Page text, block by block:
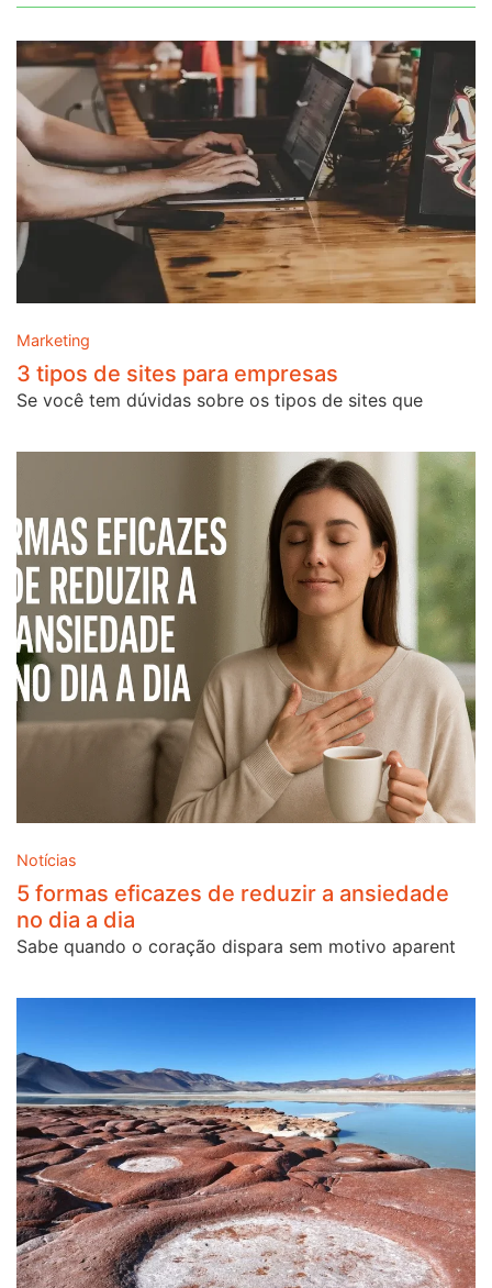
Marketing
3 tipos de sites para empresas
Se você tem dúvidas sobre os tipos de sites que
Notícias
5 formas eficazes de reduzir a ansiedade
no dia a dia
Sabe quando o coração dispara sem motivo aparent